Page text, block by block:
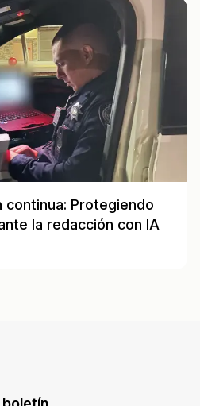
continua: Protegiendo
la redacción con IA